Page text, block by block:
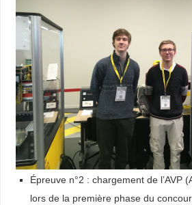
Épreuve n°2 : chargement de l’AVP
lors de la première phase du